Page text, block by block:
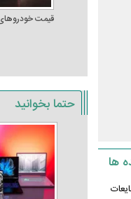
قیمت
حتما بخوانید
ها